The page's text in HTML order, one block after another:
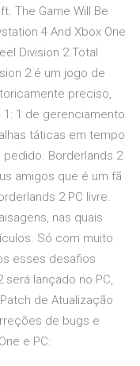
The Game Will Be
4 And Xbox One
Division 2 Total
2 é um jogo de
preciso,
1: 1 de gerenciamento
táticas em tempo
Borderlands 2
amigos que é um fã
2 PC livre.
nas quais
Só com muito
esses desafios
será lançado no PC,
de Atualização
de bugs e
e PC: